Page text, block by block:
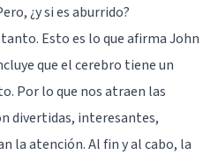
¿y si es aburrido?
Esto es lo que afirma John
que el cerebro tiene un
Por lo que nos atraen las
divertidas, interesantes,
la atención. Al fin y al cabo, la